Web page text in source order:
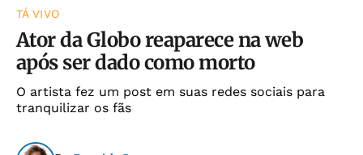
TÁ VIVO
Ator da Globo reaparece na web
após ser dado como morto
O artista fez um post em suas redes sociais para
tranquilizar os fãs